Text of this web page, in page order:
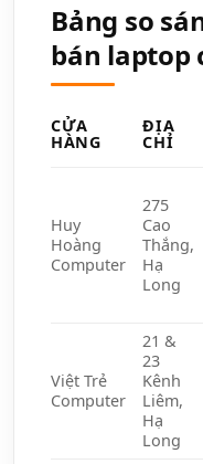
Bảng so
bán laptop
CỬA
HÀNG
ĐỊA
CHỈ
Huy
Hoàng
Computer
275
Cao
Thắng,
Hạ
Long
Việt Trẻ
Computer
21 &
23
Kênh
Liêm,
Hạ
Long